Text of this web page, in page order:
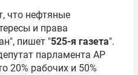
что нефтяные
и права
пишет "525-я газета".
парламента АР
20% рабочих и 50%